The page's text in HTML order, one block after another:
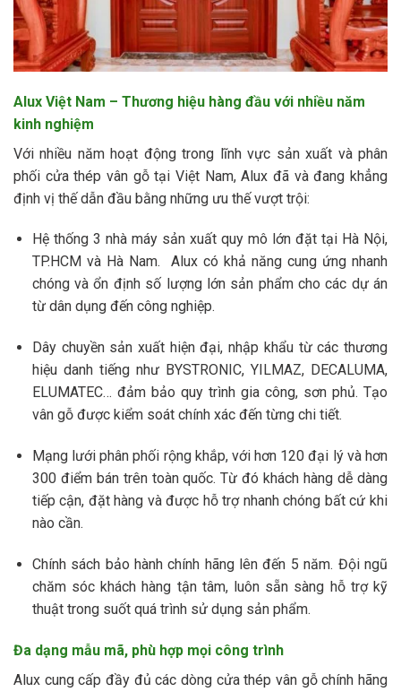
Alux Việt Nam – Thương hiệu hàng đầu với nhiều năm
kinh nghiệm
Với nhiều năm hoạt động trong lĩnh vực sản xuất và phân
phối cửa thép vân gỗ tại Việt Nam, Alux đã và đang khẳng
định vị thế dẫn đầu bằng những ưu thế vượt trội:
Hệ thống 3 nhà máy sản xuất quy mô lớn đặt tại Hà Nội,
TP.HCM và Hà Nam. Alux có khả năng cung ứng nhanh
chóng và ổn định số lượng lớn sản phẩm cho các dự án
từ dân dụng đến công nghiệp.
Dây chuyền sản xuất hiện đại, nhập khẩu từ các thương
hiệu danh tiếng như BYSTRONIC, YILMAZ, DECALUMA,
ELUMATEC… đảm bảo quy trình gia công, sơn phủ. Tạo
vân gỗ được kiểm soát chính xác đến từng chi tiết.
Mạng lưới phân phối rộng khắp, với hơn 120 đại lý và hơn
300 điểm bán trên toàn quốc. Từ đó khách hàng dễ dàng
tiếp cận, đặt hàng và được hỗ trợ nhanh chóng bất cứ khi
nào cần.
Chính sách bảo hành chính hãng lên đến 5 năm. Đội ngũ
chăm sóc khách hàng tận tâm, luôn sẵn sàng hỗ trợ kỹ
thuật trong suốt quá trình sử dụng sản phẩm.
Đa dạng mẫu mã, phù hợp mọi công trình
Alux cung cấp đầy đủ các dòng cửa thép vân gỗ chính hãng